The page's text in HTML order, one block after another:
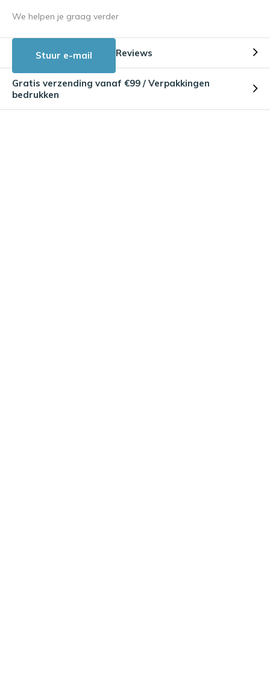
We helpen je graag verder
Stuur e-mail Reviews
Gratis verzending vanaf €99 / Verpakkingen
bedrukken